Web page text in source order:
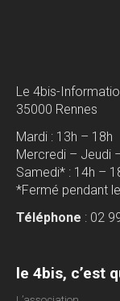
Le 4bis-
35000 Rennes
Mardi : 13h – 18h
Mercredi – Jeudi
Samedi* : 14h –
*Fermé pendant
Téléphone : 02
le 4bis, c’est